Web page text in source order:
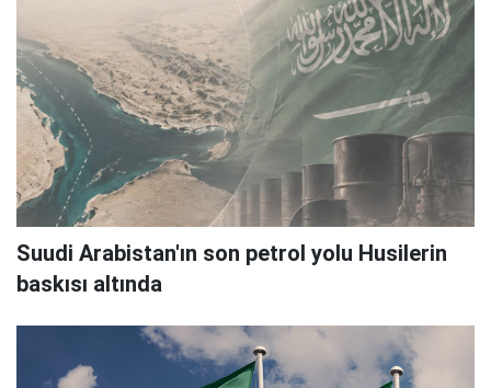
Suudi Arabistan'ın son petrol yolu Husilerin
baskısı altında